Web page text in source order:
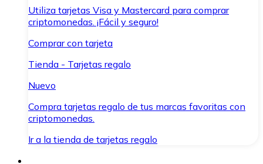
Utiliza tarjetas Visa y Mastercard para comprar
criptomonedas. ¡Fácil y seguro!
Comprar con tarjeta
Tienda - Tarjetas regalo
Nuevo
Compra tarjetas regalo de tus marcas favoritas con
criptomonedas.
Ir a la tienda de tarjetas regalo